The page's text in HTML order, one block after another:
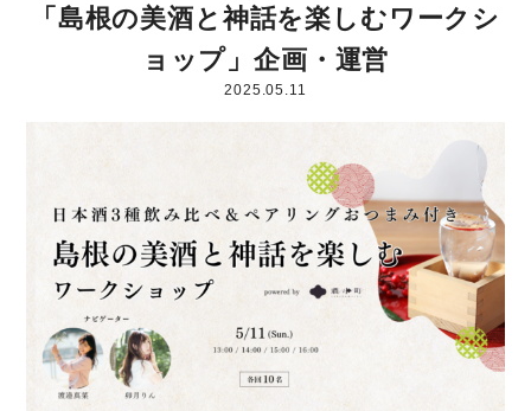
「島根の美酒と神話を楽しむワークシ
ョップ」企画・運営
2025.05.11